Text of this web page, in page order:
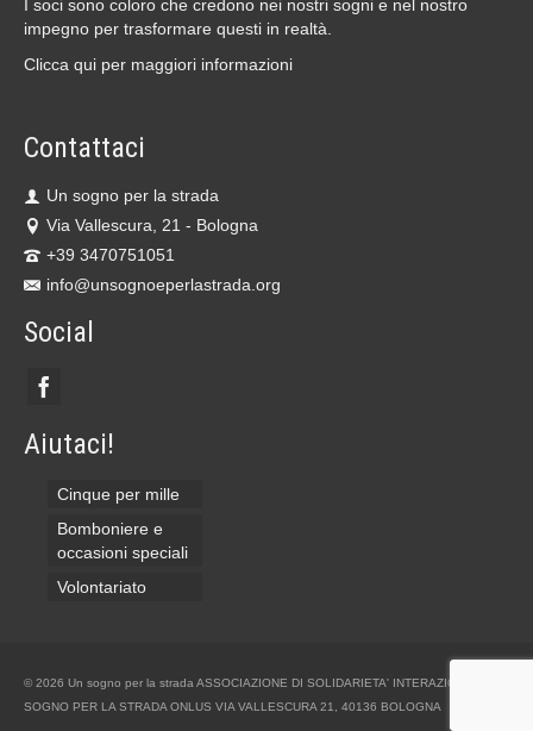
I soci sono coloro che credono nei nostri sogni e nel nostro
impegno per trasformare questi in realtà.
Clicca qui per maggiori informazioni
Contattaci
Un sogno per la strada
Via Vallescura, 21 - Bologna
+39 3470751051
info@unsognoeperlastrada.org
Social
Aiutaci!
Cinque per mille
Bomboniere e
occasioni speciali
Volontariato
© 2026 Un sogno per la strada ASSOCIAZIONE DI SOLIDARIETA' INTERAZIONALE UN
SOGNO PER LA STRADA ONLUS VIA VALLESCURA 21, 40136 BOLOGNA